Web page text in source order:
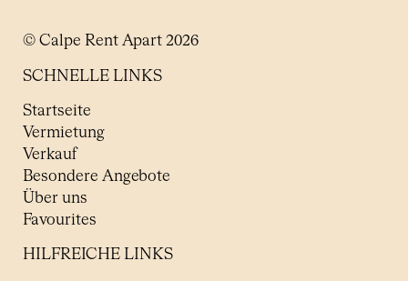
© Calpe Rent Apart 2026
SCHNELLE LINKS
Startseite
Vermietung
Verkauf
Besondere Angebote
Über uns
Favourites
HILFREICHE LINKS